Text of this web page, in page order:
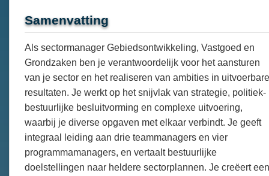
Samenvatting
Als sectormanager Gebiedsontwikkeling, Vastgoed en
Grondzaken ben je verantwoordelijk voor het aansturen
van je sector en het realiseren van ambities in uitvoerbare
resultaten. Je werkt op het snijvlak van strategie, politiek-
bestuurlijke besluitvorming en complexe uitvoering,
waarbij je diverse opgaven met elkaar verbindt. Je geeft
integraal leiding aan drie teammanagers en vier
programmamanagers, en vertaalt bestuurlijke
doelstellingen naar heldere sectorplannen. Je creëert een